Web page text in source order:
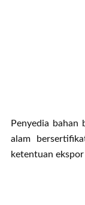
Penyedia
alam
ketentuan